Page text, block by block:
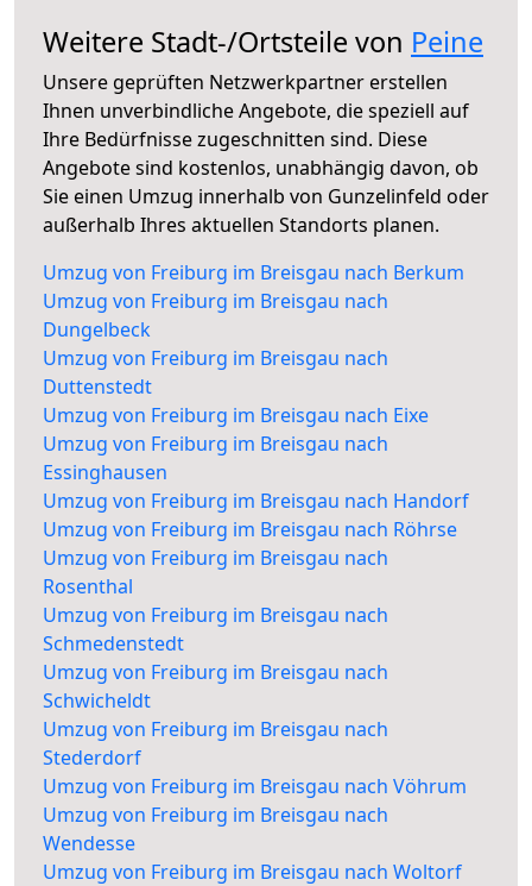
Weitere Stadt-/Ortsteile von Peine
Unsere geprüften Netzwerkpartner erstellen
Ihnen unverbindliche Angebote, die speziell auf
Ihre Bedürfnisse zugeschnitten sind. Diese
Angebote sind kostenlos, unabhängig davon, ob
Sie einen Umzug innerhalb von Gunzelinfeld oder
außerhalb Ihres aktuellen Standorts planen.
Umzug von Freiburg im Breisgau nach Berkum
Umzug von Freiburg im Breisgau nach
Dungelbeck
Umzug von Freiburg im Breisgau nach
Duttenstedt
Umzug von Freiburg im Breisgau nach Eixe
Umzug von Freiburg im Breisgau nach
Essinghausen
Umzug von Freiburg im Breisgau nach Handorf
Umzug von Freiburg im Breisgau nach Röhrse
Umzug von Freiburg im Breisgau nach
Rosenthal
Umzug von Freiburg im Breisgau nach
Schmedenstedt
Umzug von Freiburg im Breisgau nach
Schwicheldt
Umzug von Freiburg im Breisgau nach
Stederdorf
Umzug von Freiburg im Breisgau nach Vöhrum
Umzug von Freiburg im Breisgau nach
Wendesse
Umzug von Freiburg im Breisgau nach Woltorf